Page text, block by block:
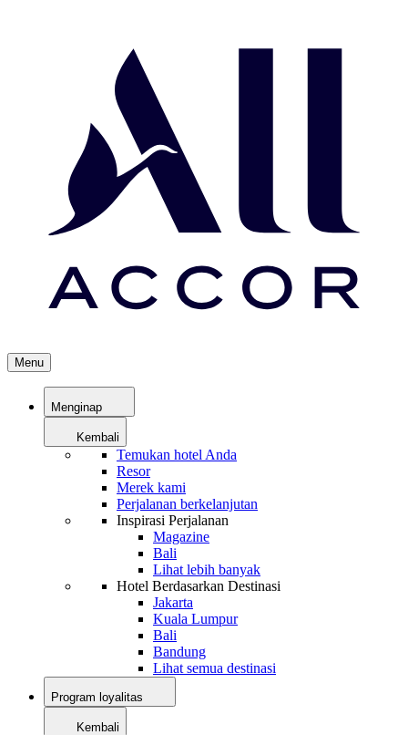
Menu
Menginap
Kembali
Temukan hotel Anda
Resor
Merek kami
Perjalanan berkelanjutan
Inspirasi Perjalanan
Magazine
Bali
Lihat lebih banyak
Hotel Berdasarkan Destinasi
Jakarta
Kuala Lumpur
Bali
Bandung
Lihat semua destinasi
Program loyalitas
Kembali